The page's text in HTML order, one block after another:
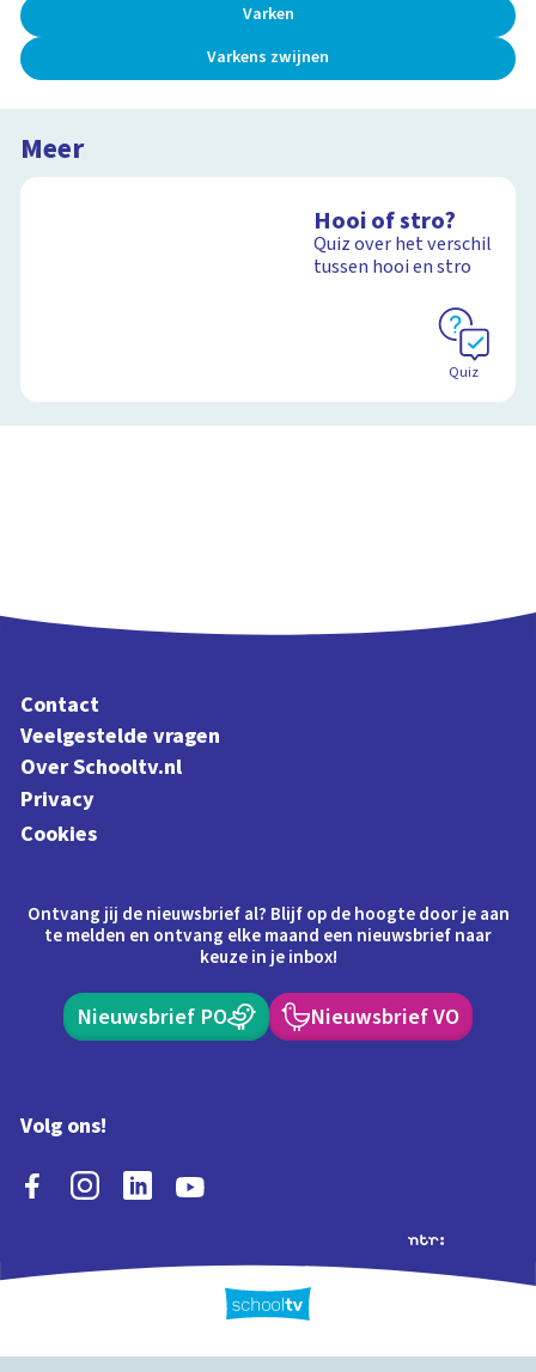
Varken
Varkens zwijnen
Meer
Hooi of stro?
Quiz over het verschil
tussen hooi en stro
Quiz
Contact
Veelgestelde vragen
Over Schooltv.nl
Privacy
Cookies
Ontvang jij de nieuwsbrief al? Blijf op de hoogte door je aan
te melden en ontvang elke maand een nieuwsbrief naar
keuze in je inbox!
Nieuwsbrief PO Nieuwsbrief VO
Volg ons!